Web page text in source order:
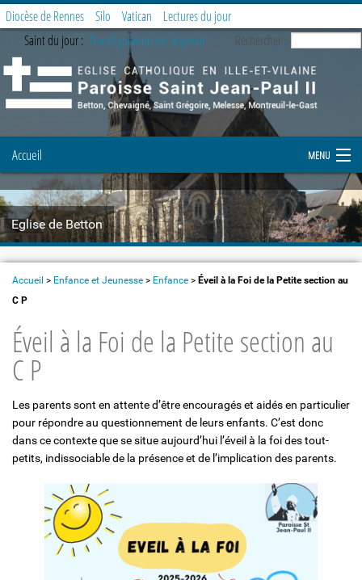
Eglise de Betton
Diocèse de Rennes Silo Vatican
Lectures du jour
Saint du jour : Transfiguration du Seigneur Rechercher :
Accueil MENU
Notre paroisse
Prier et célébrer
Enfance et Jeunesse
Accueil > Enfance et Jeunesse > Enfance > Éveil à la Foi de la Petite section au
C P
Éveil à la Foi de la Petite section au
C P
Les parents sont en attente d’être encouragés et aidés en particulier
pour répondre au questionnement de leurs enfants. C’est donc
dans ce contexte que se situe aujourd’hui l’éveil à la foi des tout-
petits, indissociable de la présence et de l’implication des parents.